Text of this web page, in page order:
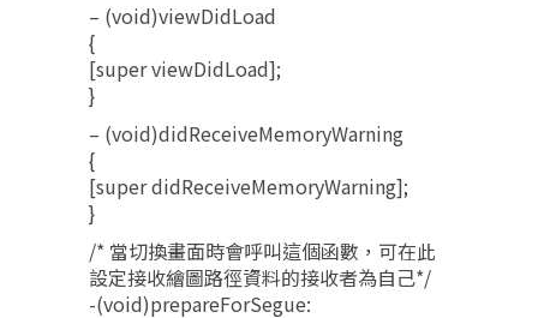
– (void)viewDidLoad
{
[super viewDidLoad];
}
– (void)didReceiveMemoryWarning
{
[super didReceiveMemoryWarning];
}
/* 當切換畫面時會呼叫這個函數，可在此
設定接收繪圖路徑資料的接收者為自己*/
-(void)prepareForSegue: